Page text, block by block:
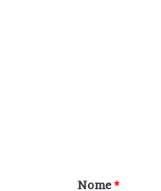
r
Nome*